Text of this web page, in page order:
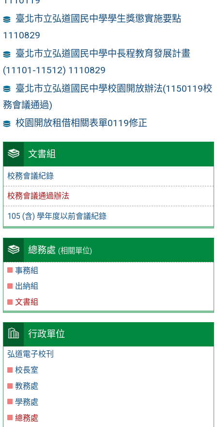
文書組
校務會議紀錄
校務會議通過辦法
105 (含) 學年度以前會議紀錄
總務處 (相關單位)
事務組
出納組
文書組
行政單位
弘道電子校刊
校長室
教務處
學務處
總務處
臺北市立弘道國民中學學生獎懲實施要點
1110829
臺北市立弘道國民中學中長程教育發展計畫
(11101-11512) 1110829
臺北市立弘道國民中學校園開放辦法(1150119校
務會議通過)
校園開放租借相關表單0119修正